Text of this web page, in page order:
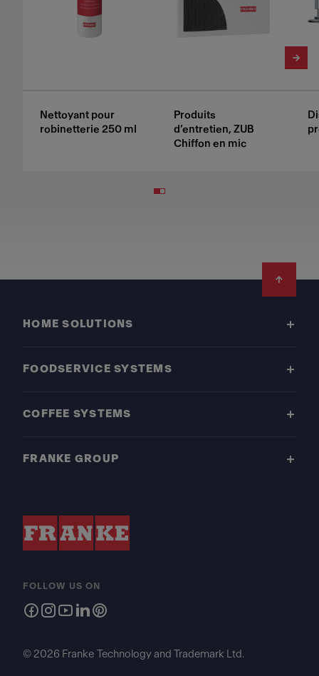
Nettoyant pour
robinetterie 250 ml
Produits
d’entretien, ZUB
Chiffon en mic
HOME SOLUTIONS
FOODSERVICE SYSTEMS
COFFEE SYSTEMS
FRANKE GROUP
FOLLOW US ON
© 2026 Franke Technology and Trademark Ltd.